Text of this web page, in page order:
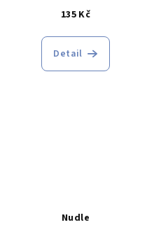
135 Kč
Detail
Nudle